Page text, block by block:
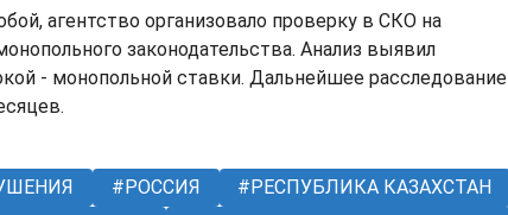
агентство организовало проверку в СКО на
законодательства. Анализ выявил
- монопольной ставки. Дальнейшее расследование
РОССИЯ
РЕСПУБЛИКА КАЗАХСТАН